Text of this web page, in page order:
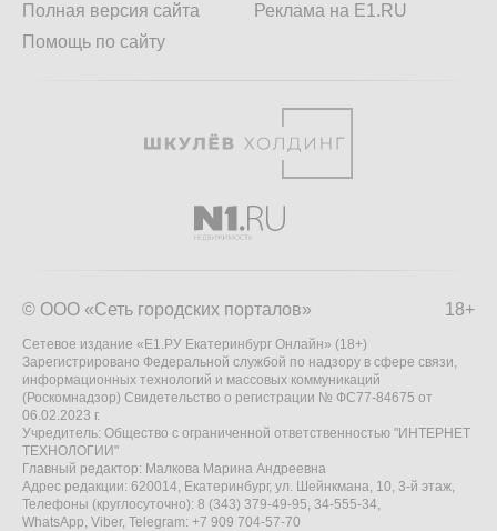
Полная версия сайта
Помощь по сайту
Реклама на E1.RU
18+
© ООО «Сеть городских порталов»
Сетевое издание «Е1.РУ Екатеринбург Онлайн» (18+)
Зарегистрировано Федеральной службой по надзору в сфере связи,
информационных технологий и массовых коммуникаций
(Роскомнадзор) Свидетельство о регистрации № ФС77-84675 от
06.02.2023 г.
Учредитель: Общество с ограниченной ответственностью "ИНТЕРНЕТ
ТЕХНОЛОГИИ"
Главный редактор: Малкова Марина Андреевна
Адрес редакции: 620014, Екатеринбург, ул. Шейнкмана, 10, 3-й этаж,
Телефоны (круглосуточно): 8 (343) 379-49-95, 34-555-34,
WhatsApp, Viber, Telegram: +7 909 704-57-70